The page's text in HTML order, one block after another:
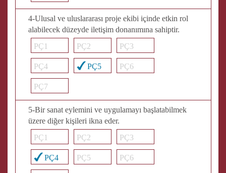
4-Ulusal ve uluslararası proje ekibi içinde etkin rol
alabilecek düzeyde iletişim donanımına sahiptir.
PÇ1
PÇ2 PÇ3
PÇ4 PÇ5 PÇ6
PÇ7
5-Bir sanat eylemini ve uygulamayı başlatabilmek
üzere diğer kişileri ikna eder.
PÇ1
PÇ2 PÇ3
PÇ4 PÇ5 PÇ6